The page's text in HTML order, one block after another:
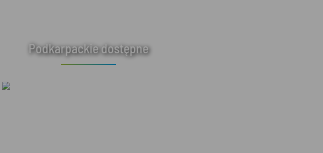
Podkarpackie dostępne